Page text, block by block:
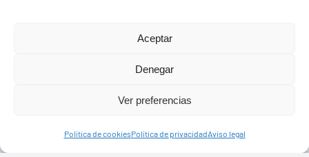
Aceptar
Denegar
Ver preferencias
Política de cookiesPolítica de privacidadAviso legal
© Copyright2026 Ayuntamiento de Yaiza - Todos los